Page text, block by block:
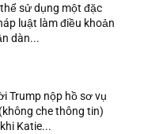
sử dụng một đặc
luật làm điều khoản
dàn...
Trump nộp hồ sơ vụ
che thông tin)
Katie...